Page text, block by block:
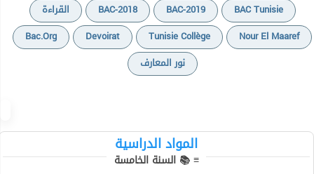
القراءة BAC-2018 BAC-2019
BAC Tunisie
Bac.org
Devoirat Tunisie Collège
Nour El Maaref
نور المعارف
المواد الدراسية
≡ 📚 السنة الخامسة
تقييمات
كتب موازية
وثائق متنوعة 1